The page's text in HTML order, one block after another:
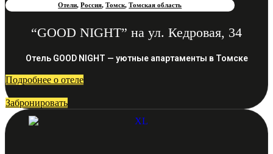
Отели,Россия,Томск,Томская область
“GOOD NIGHT” на ул. Кедровая, 34
Отель GOOD NIGHT — уютные апартаменты в Томске
Подробнее о отеле
Забронировать